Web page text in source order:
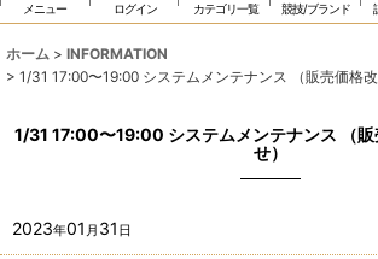
メニュー ログイン カテゴリ一覧 競技/ブランド
ホーム > INFORMATION
> 1/31 17:00〜19:00 システムメンテナンス （販売価格改
1/31 17:00〜19:00 システムメンテナンス （販
せ）
2023年01 月 31 日